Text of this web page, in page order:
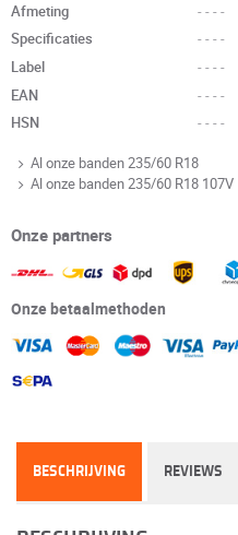
Afmeting
----
Specificaties ----
Label
----
EAN ----
HSN
----
Al onze banden 235/60 R18
Al onze banden 235/60 R18 107V
Onze partners
Onze betaalmethoden
BESCHRIJVING REVIEWS